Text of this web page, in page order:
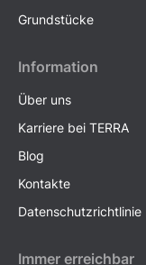
Grundstücke
Information
Über uns
Karriere bei TERRA
Blog
Kontakte
Datenschutzrichtlinie
Immer erreichbar